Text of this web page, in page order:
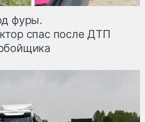
фуры.
спас после ДТП